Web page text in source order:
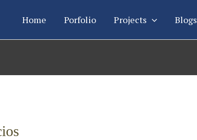
Home Porfolio Projects Blogs